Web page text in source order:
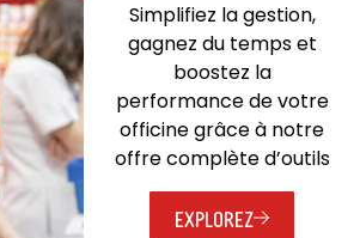
Simplifiez la gestion,
gagnez du temps et
boostez la
performance de votre
officine grâce à notre
offre complète d’outils
EXPLOREZ